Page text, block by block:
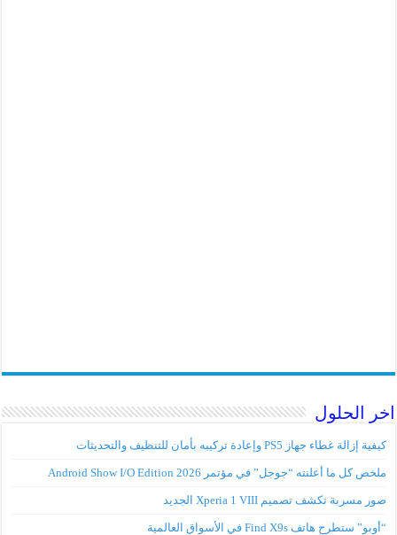
اخر الحلول
كيفية إزالة غطاء جهاز PS5 وإعادة تركيبه بأمان للتنظيف والتحديثات
ملخص كل ما أعلنته “جوجل” في مؤتمر Android Show I/O Edition 2026
صور مسربة تكشف تصميم Xperia 1 VIII الجديد
“أوبو” ستطرح هاتف Find X9s في الأسواق العالمية